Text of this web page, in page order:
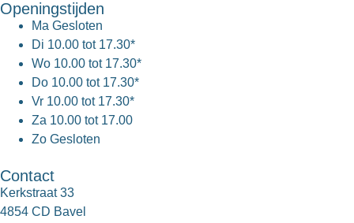
Openingstijden
Ma Gesloten
Di 10.00 tot 17.30*
Wo 10.00 tot 17.30*
Do 10.00 tot 17.30*
Vr 10.00 tot 17.30*
Za 10.00 tot 17.00
Zo Gesloten
Contact
Kerkstraat 33
4854 CD Bavel